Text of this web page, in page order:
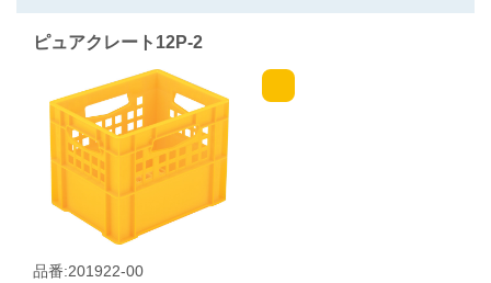
ピュアクレート12P-2
品番:201922-00